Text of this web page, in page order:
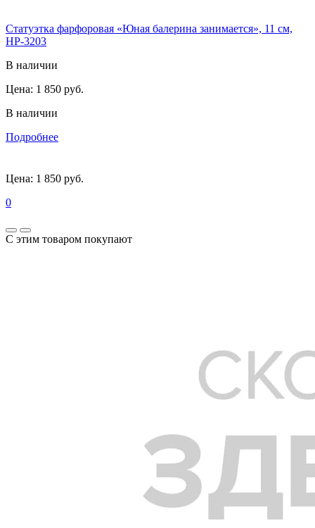
Статуэтка фарфоровая «Юная балерина занимается», 11 см,
HP-3203
В наличии
Цена: 1 850 руб.
В наличии
Подробнее
Цена: 1 850 руб.
0
С этим товаром покупают